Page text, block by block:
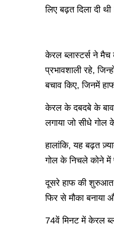
लिए बढ़त दिला दी
केरल ब्लास्टर्स ने
प्रभावशाली रहे,
बचाव किए, जिनमें
केरल के दबदबे के
लगाया जो सीधे गोल
हालांकि, यह बढ़त
गोल के निचले कोने में
दूसरे हाफ की शुरुआत
फिर से मौका बनाया
74वें मिनट में केरल